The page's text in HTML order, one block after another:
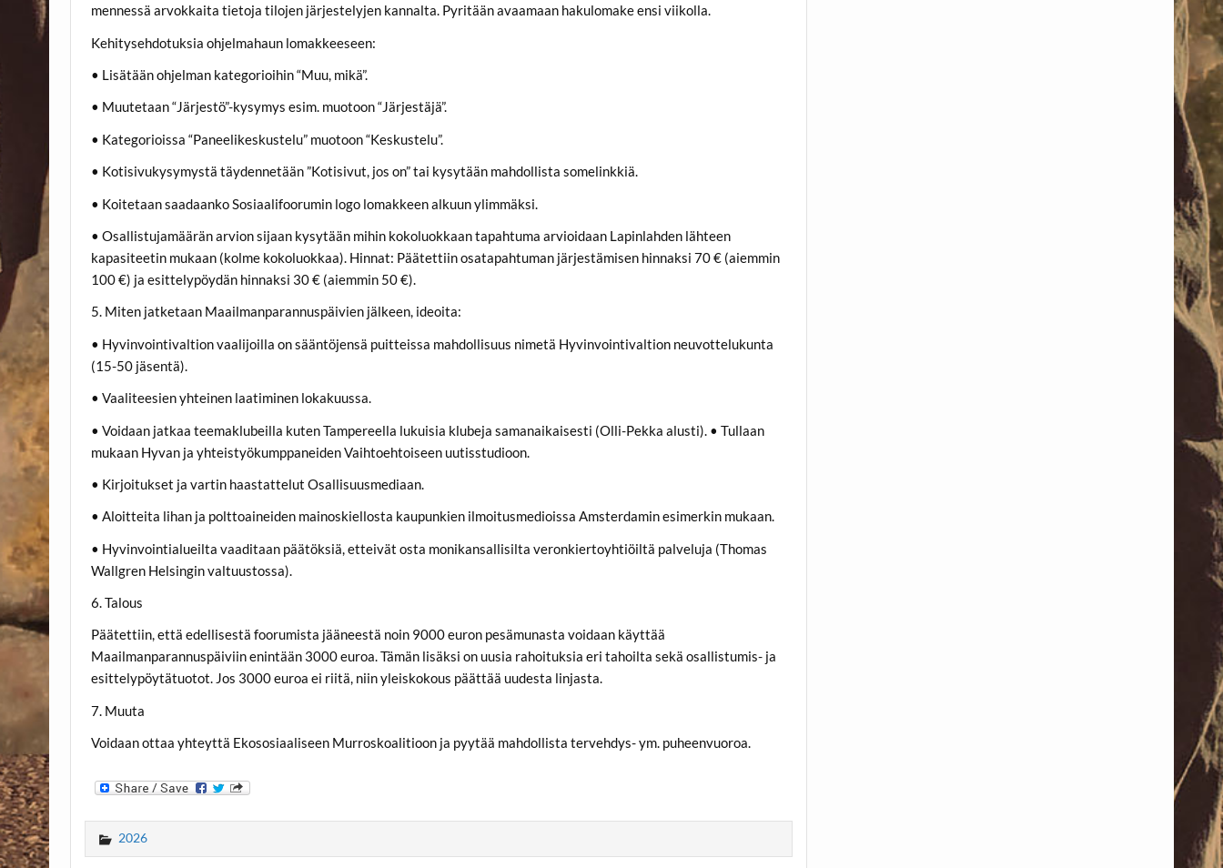
mennessä arvokkaita tietoja tilojen järjestelyjen kannalta. Pyritään avaamaan hakulomake ensi viikolla.
Kehitysehdotuksia ohjelmahaun lomakkeeseen:
• Lisätään ohjelman kategorioihin “Muu, mikä”.
• Muutetaan “Järjestö”-kysymys esim. muotoon “Järjestäjä”.
• Kategorioissa “Paneelikeskustelu” muotoon “Keskustelu”.
• Kotisivukysymystä täydennetään ”Kotisivut, jos on” tai kysytään mahdollista somelinkkiä.
• Koitetaan saadaanko Sosiaalifoorumin logo lomakkeen alkuun ylimmäksi.
• Osallistujamäärän arvion sijaan kysytään mihin kokoluokkaan tapahtuma arvioidaan Lapinlahden lähteen
kapasiteetin mukaan (kolme kokoluokkaa). Hinnat: Päätettiin osatapahtuman järjestämisen hinnaksi 70 € (aiemmin
100 €) ja esittelypöydän hinnaksi 30 € (aiemmin 50 €).
5. Miten jatketaan Maailmanparannuspäivien jälkeen, ideoita:
• Hyvinvointivaltion vaalijoilla on sääntöjensä puitteissa mahdollisuus nimetä Hyvinvointivaltion neuvottelukunta
(15-50 jäsentä).
• Vaaliteesien yhteinen laatiminen lokakuussa.
• Voidaan jatkaa teemaklubeilla kuten Tampereella lukuisia klubeja samanaikaisesti (Olli-Pekka alusti). • Tullaan
mukaan Hyvan ja yhteistyökumppaneiden Vaihtoehtoiseen uutisstudioon.
• Kirjoitukset ja vartin haastattelut Osallisuusmediaan.
• Aloitteita lihan ja polttoaineiden mainoskiellosta kaupunkien ilmoitusmedioissa Amsterdamin esimerkin mukaan.
• Hyvinvointialueilta vaaditaan päätöksiä, etteivät osta monikansallisilta veronkiertoyhtiöiltä palveluja (Thomas
Wallgren Helsingin valtuustossa).
6. Talous
Päätettiin, että edellisestä foorumista jääneestä noin 9000 euron pesämunasta voidaan käyttää
Maailmanparannuspäiviin enintään 3000 euroa. Tämän lisäksi on uusia rahoituksia eri tahoilta sekä osallistumis- ja
esittelypöytätuotot. Jos 3000 euroa ei riitä, niin yleiskokous päättää uudesta linjasta.
7. Muuta
Voidaan ottaa yhteyttä Ekososiaaliseen Murroskoalitioon ja pyytää mahdollista tervehdys- ym. puheenvuoroa.
2026